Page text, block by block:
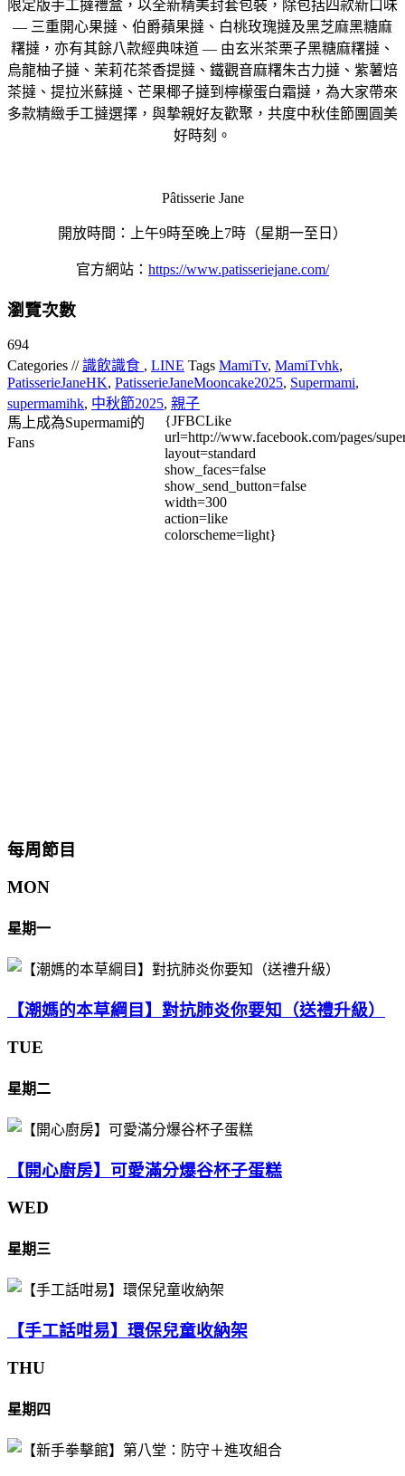
限定版手工撻禮盒，以全新精美封套包裝，除包括四款新口味
— 三重開心果撻、伯爵蘋果撻、白桃玫瑰撻及黑芝麻黑糖麻
糬撻，亦有其餘八款經典味道 — 由玄米茶栗子黑糖麻糬撻、
烏龍柚子撻、茉莉花茶香提撻、鐵觀音麻糬朱古力撻、紫薯焙
茶撻、提拉米蘇撻、芒果椰子撻到檸檬蛋白霜撻，為大家帶來
多款精緻手工撻選擇，與摯親好友歡聚，共度中秋佳節團圓美
好時刻。
Pâtisserie Jane
開放時間：上午9時至晚上7時（星期一至日）
官方網站： https://www.patisseriejane.com/
瀏覽次數
694
Categories //識飲識食 , LINE Tags MamiTv, MamiTvhk,
PatisserieJaneHK, PatisserieJaneMooncake2025, Supermami,
supermamihk, 中秋節2025, 親子
馬上成為Supermami的
Fans
{JFBCLike
url=http://www.facebook.com/pages/
layout=standard
show_faces=false
show_send_button=false
width=300
action=like
colorscheme=light}
每周節目
MON
星期一
【潮媽的本草綱目】對抗肺炎你要知（送禮升級）
TUE
星期二
【開心廚房】可愛滿分爆谷杯子蛋糕
WED
星期三
【手工話咁易】環保兒童收納架
THU
星期四